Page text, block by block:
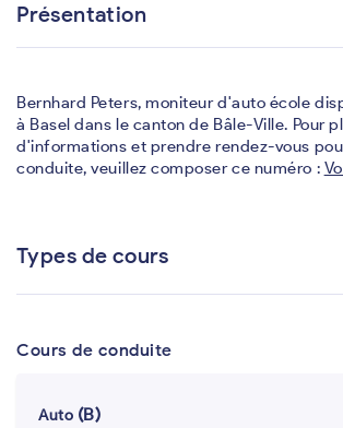
Présentation
Bernhard Peters, moniteur d'auto école
à Basel dans le canton de Bâle-Ville. Pour
d'informations et prendre rendez-vous
conduite, veuillez composer ce numéro :
Types de cours
Cours de conduite
Auto (B)